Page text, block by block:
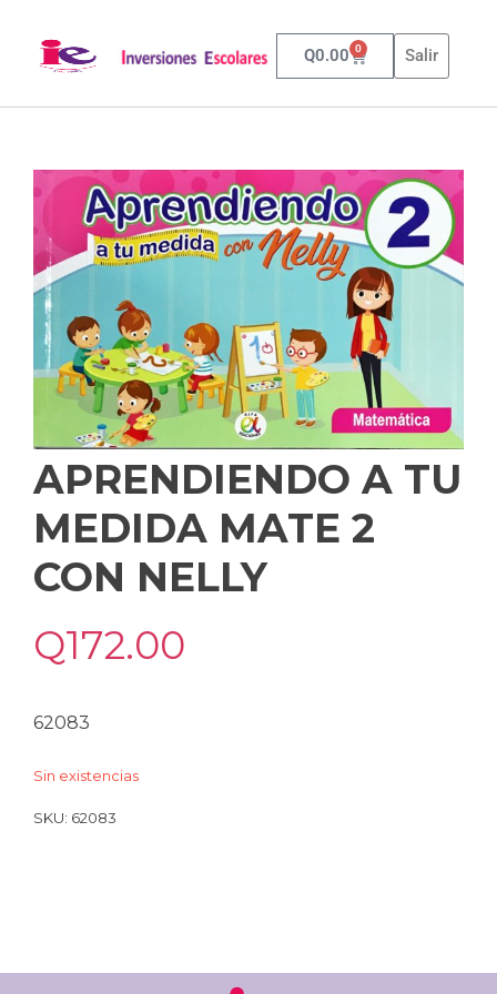
Q0.00 0 Salir
APRENDIENDO A TU
MEDIDA MATE 2
CON NELLY
Q172.00
62083
Sin existencias
SKU: 62083